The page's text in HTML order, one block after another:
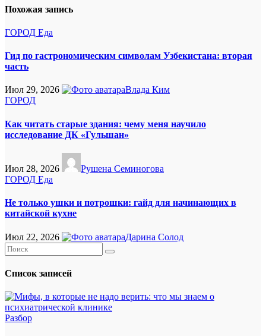
Похожая запись
ГОРОД Еда
Гид по гастрономическим символам Узбекистана: вторая
часть
Июл 29, 2026
Влада Ким
ГОРОД
Как читать старые здания: чему меня научило
исследование ДК «Гульшан»
Июл 28, 2026
Рушена Семиногова
ГОРОД Еда
Не только ушки и потрошки: гайд для начинающих в
китайской кухне
Июл 22, 2026 Дарина Солод
Список записей
Разбор